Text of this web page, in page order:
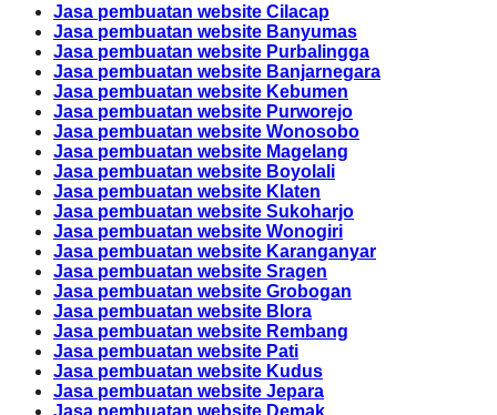
Jasa pembuatan website Cilacap
Jasa pembuatan website Banyumas
Jasa pembuatan website Purbalingga
Jasa pembuatan website Banjarnegara
Jasa pembuatan website Kebumen
Jasa pembuatan website Purworejo
Jasa pembuatan website Wonosobo
Jasa pembuatan website Magelang
Jasa pembuatan website Boyolali
Jasa pembuatan website Klaten
Jasa pembuatan website Sukoharjo
Jasa pembuatan website Wonogiri
Jasa pembuatan website Karanganyar
Jasa pembuatan website Sragen
Jasa pembuatan website Grobogan
Jasa pembuatan website Blora
Jasa pembuatan website Rembang
Jasa pembuatan website Pati
Jasa pembuatan website Kudus
Jasa pembuatan website Jepara
Jasa pembuatan website Demak